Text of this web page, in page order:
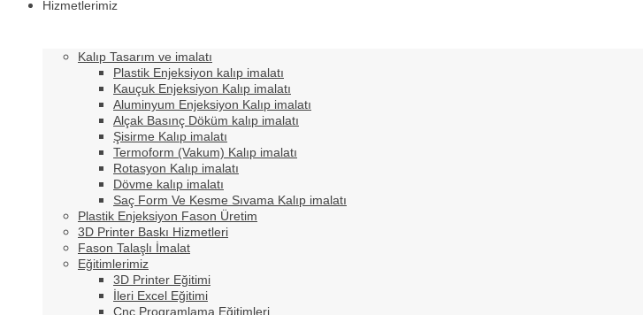
Hizmetlerimiz
Kalıp Tasarım ve imalatı
Plastik Enjeksiyon kalıp imalatı
Kauçuk Enjeksiyon Kalıp imalatı
Aluminyum Enjeksiyon Kalıp imalatı
Alçak Basınç Döküm kalıp imalatı
Şisirme Kalıp imalatı
Termoform (Vakum) Kalıp imalatı
Rotasyon Kalıp imalatı
Dövme kalıp imalatı
Saç Form Ve Kesme Sıvama Kalıp imalatı
Plastik Enjeksiyon Fason Üretim
3D Printer Baskı Hizmetleri
Fason Talaşlı İmalat
Eğitimlerimiz
3D Printer Eğitimi
İleri Excel Eğitimi
Cnc Programlama Eğitimleri